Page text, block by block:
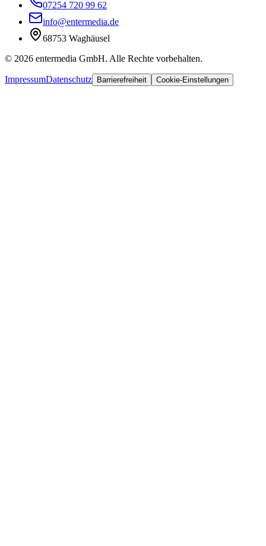
07254 720 99 62
info@entermedia.de
68753 Waghäusel
© 2026 entermedia GmbH. Alle Rechte vorbehalten.
ImpressumDatenschutz Barrierefreiheit Cookie-Einstellungen